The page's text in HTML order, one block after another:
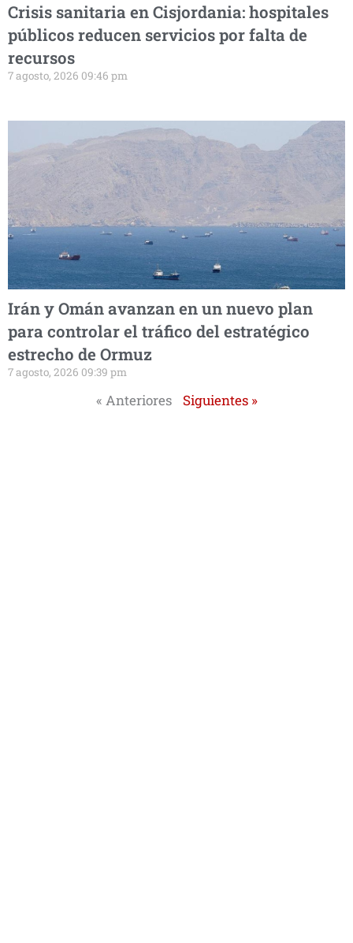
Crisis sanitaria en Cisjordania: hospitales
públicos reducen servicios por falta de
recursos
7 agosto, 2026 09:46 pm
Irán y Omán avanzan en un nuevo plan
para controlar el tráfico del estratégico
estrecho de Ormuz
7 agosto, 2026 09:39 pm
« Anteriores Siguientes »